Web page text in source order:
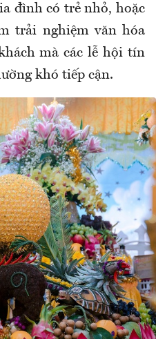
đình có trẻ nhỏ, hoặc
trải nghiệm văn hóa
mà các lễ hội tín
khó tiếp cận.